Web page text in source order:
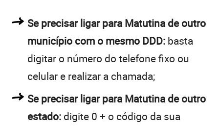
Se precisar ligar para Matutina de outro
município com o mesmo DDD: basta
digitar o número do telefone fixo ou
celular e realizar a chamada;
Se precisar ligar para Matutina de outro
estado: digite 0 + o código da sua